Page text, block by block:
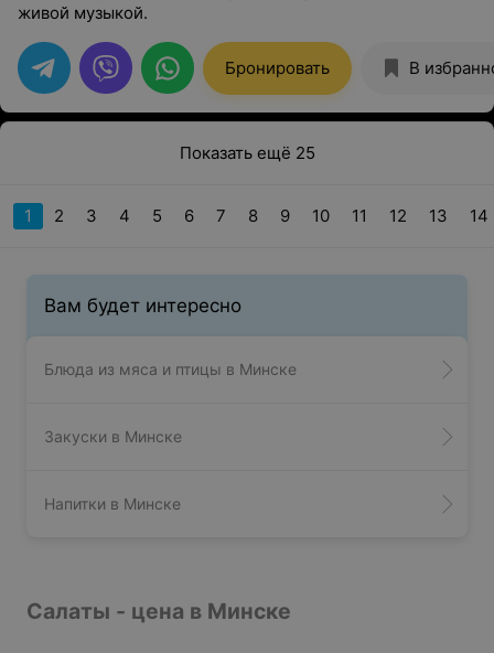
живой музыкой.
Бронировать В
Показать ещё 25
1 2 3 4 5 6 7 8 9 10 11 12 13 14
Вам будет интересно
Блюда из мяса и птицы в Минске
Закуски в Минске
Напитки в Минске
Салаты - цена в Минске